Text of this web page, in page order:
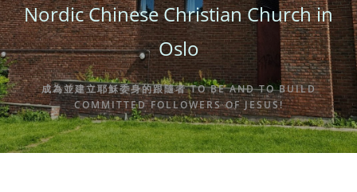
Nordic Chinese Christian Church in
Oslo
成為並建立耶穌委身的跟隨者 TO BE AND TO BUILD
COMMITTED FOLLOWERS OF JESUS!